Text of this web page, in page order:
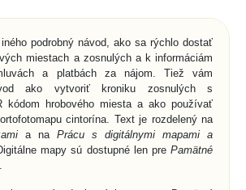
podrobný návod, ako sa rýchlo dostať
miestach a zosnulých a k informáciám
a platbách za nájom. Tiež vám
ako vytvoriť kroniku zosnulých s
kódom hrobového miesta a ako používať
cintorína. Text je rozdelený na
a na Prácu s digitálnymi mapami a
mapy sú dostupné len pre Pamätné